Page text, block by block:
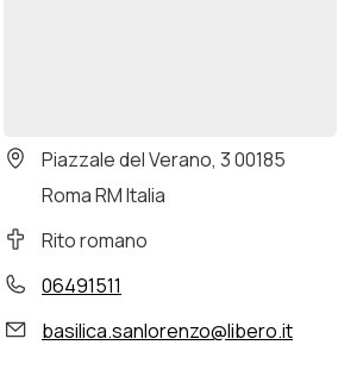
Piazzale del Verano, 3 00185
Roma RM Italia
Rito romano
06491511
basilica.sanlorenzo@libero.it